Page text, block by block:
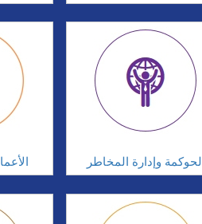
الحوكمة وإدارة المخاطر